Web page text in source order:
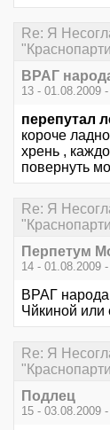
Re: Я
ВРАГ
13 - 01.08.2009
перепутал
короче
хрень ,
повернуть
Re: Я
Перпетум
14 - 01.08.2009
ВРАГ
Чйкиной
Re: Я
Подлец
15 - 03.08.2009